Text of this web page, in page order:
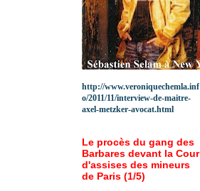
http://www.veroniquechemla.inf
o/2011/11/interview-de-maitre-
axel-metzker-avocat.html
Le procès du gang des
Barbares devant la Cour
d'assises des mineurs
de Paris (1/5)